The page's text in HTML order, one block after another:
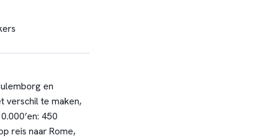
en
verschil te maken,
450
reis naar Rome,